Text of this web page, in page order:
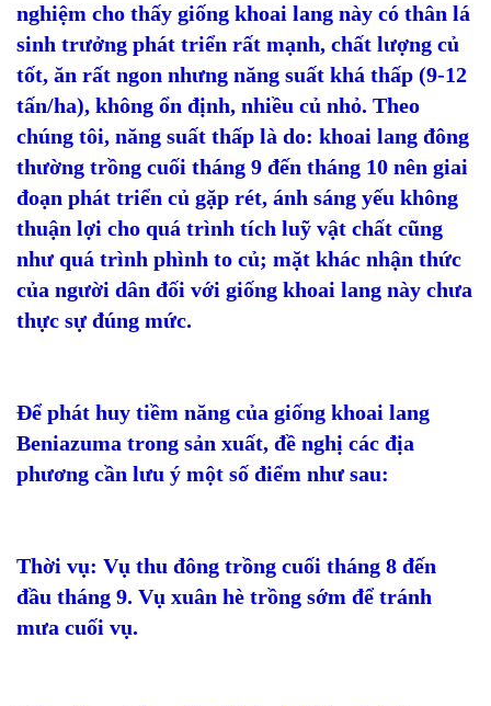
nghiệm cho thấy giống khoai lang này có thân lá
sinh trưởng phát triển rất mạnh, chất lượng củ
tốt, ăn rất ngon nhưng năng suất khá thấp (9-12
tấn/ha), không ổn định, nhiều củ nhỏ. Theo
chúng tôi, năng suất thấp là do: khoai lang đông
thường trồng cuối tháng 9 đến tháng 10 nên giai
đoạn phát triển củ gặp rét, ánh sáng yếu không
thuận lợi cho quá trình tích luỹ vật chất cũng
như quá trình phình to củ; mặt khác nhận thức
của người dân đối với giống khoai lang này chưa
thực sự đúng mức.
Để phát huy tiềm năng của giống khoai lang
Beniazuma trong sản xuất, đề nghị các địa
phương cần lưu ý một số điểm như sau:
Thời vụ: Vụ thu đông trồng cuối tháng 8 đến
đầu tháng 9. Vụ xuân hè trồng sớm để tránh
mưa cuối vụ.